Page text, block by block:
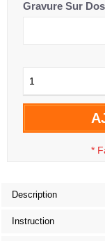
Gravure Sur
1
*
Description
Instruction